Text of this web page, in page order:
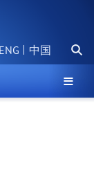
中国